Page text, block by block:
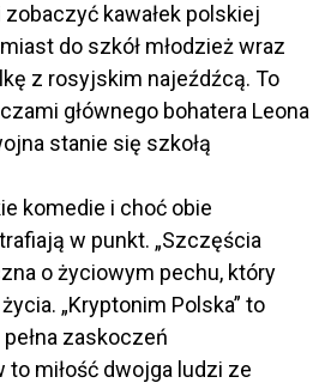
kawałek polskiej
do szkół młodzież wraz
z rosyjskim najeźdźcą. To
głównego bohatera Leona
stanie się szkołą
komedie i choć obie
w punkt. „Szczęścia
o życiowym pechu, który
„Kryptonim Polska” to
zaskoczeń
to miłość dwojga ludzi ze